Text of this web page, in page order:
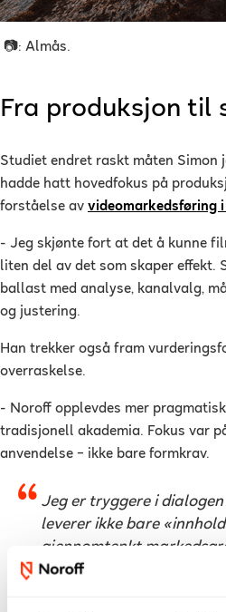
📷: Almås.
Fra produksjon til
Studiet endret raskt måten Simon
hadde hatt hovedfokus på
forståelse av videomarkedsføring
- Jeg skjønte fort at det å kunne
liten del av det som skaper effekt.
ballast med analyse, kanalvalg,
og justering.
Han trekker også fram
overraskelse.
- Noroff opplevdes mer
tradisjonell akademia. Fokus var
anvendelse – ikke bare formkrav.
Jeg er tryggere i
leverer ikke bare
gjennomtenkt